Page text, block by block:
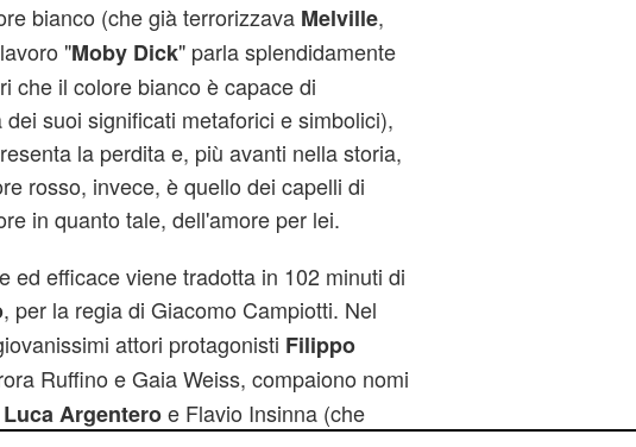
bianco (che già terrorizzava Melville,
"Moby Dick" parla splendidamente
che il colore bianco è capace di
suoi significati metaforici e simbolici),
la perdita e, più avanti nella storia,
rosso, invece, è quello dei capelli di
in quanto tale, dell'amore per lei.
ed efficace viene tradotta in 102 minuti di
, per la regia di Giacomo Campiotti. Nel
attori protagonisti Filippo
Ruffino e Gaia Weiss, compaiono nomi
Luca Argenteroe Flavio Insinna (che